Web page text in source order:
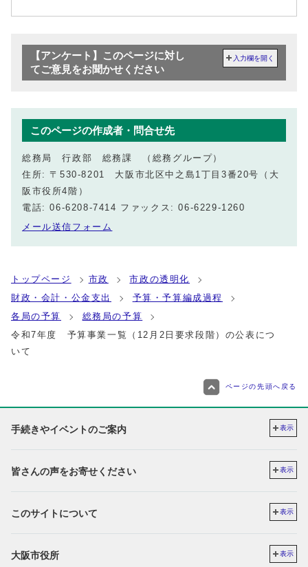
【アンケート】このページに対し
てご意見をお聞かせください
入力欄を開く
このページの作成者・問合せ先
総務局 行政部 総務課 （総務グループ）
住所: 〒530-8201 大阪市北区中之島1丁目3番20号（大
阪市役所4階）
電話: 06-6208-7414 ファックス: 06-6229-1260
メール送信フォーム
トップページ 市政
市政の透明化
財政・会計・公金支出
予算・予算編成過程
各局の予算
総務局の予算
令和7年度 予算事業一覧（12月2日要求段階）の公表につ
いて
ページの先頭へ戻る
手続きやイベントのご案内 表示
皆さんの声をお寄せください 表示
このサイトについて 表示
大阪市役所 表示